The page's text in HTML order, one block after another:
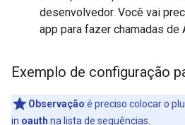
desenvolvedor. Você vai
app para fazer chamadas de
Exemplo de configuração
Observação:é preciso colocar o
in oauth na lista de sequências.